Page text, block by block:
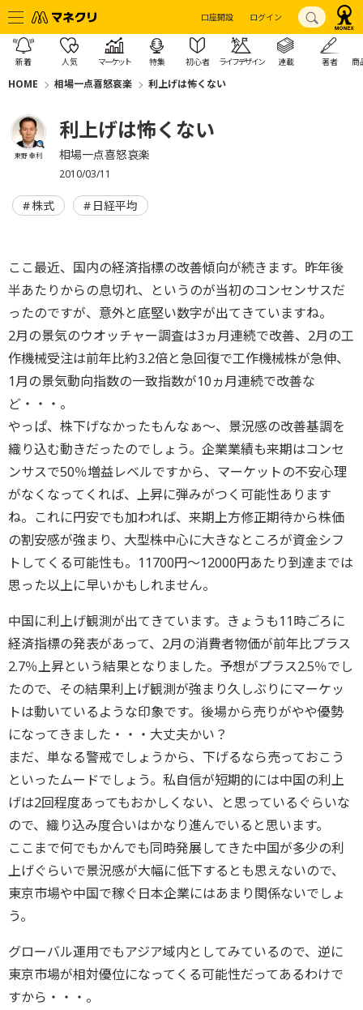
口座開設 ログイン
新着 人気 マーケット 特集 初心者 ライフデザイン 連載 著者 商
HOME 相場一点喜怒哀楽 利上げは怖くない
東野 幸利
利上げは怖くない
相場一点喜怒哀楽
2010/03/11
株式 日経平均
ここ最近、国内の経済指標の改善傾向が続きます。昨年後
半あたりからの息切れ、というのが当初のコンセンサスだ
ったのですが、意外と底堅い数字が出てきていますね。
2月の景気のウオッチャー調査は3ヵ月連続で改善、2月の工
作機械受注は前年比約3.2倍と急回復で工作機械株が急伸、
1月の景気動向指数の一致指数が10ヵ月連続で改善な
ど・・・。
やっぱ、株下げなかったもんなぁ～、景況感の改善基調を
織り込む動きだったのでしょう。企業業績も来期はコンセ
ンサスで50％増益レベルですから、マーケットの不安心理
がなくなってくれば、上昇に弾みがつく可能性あります
ね。これに円安でも加われば、来期上方修正期待から株価
の割安感が強まり、大型株中心に大きなところが資金シフ
トしてくる可能性も。11700円～12000円あたり到達までは
思った以上に早いかもしれません。
中国に利上げ観測が出てきています。きょうも11時ごろに
経済指標の発表があって、2月の消費者物価が前年比プラス
2.7％上昇という結果となりました。予想がプラス2.5％でし
たので、その結果利上げ観測が強まり久しぶりにマーケッ
トは動いているような印象です。後場から売りがやや優勢
になってきました・・・大丈夫かい？
まだ、単なる警戒でしょうから、下げるなら売っておこう
といったムードでしょう。私自信が短期的には中国の利上
げは2回程度あってもおかしくない、と思っているぐらいな
ので、織り込み度合いはかなり進んでいると思います。
ここまで何でもかんでも同時発展してきた中国が多少の利
上げぐらいで景況感が大幅に低下するとも思えないので、
東京市場や中国で稼ぐ日本企業にはあまり関係ないでしょ
う。
グローバル運用でもアジア域内としてみているので、逆に
東京市場が相対優位になってくる可能性だってあるわけで
すから・・・。